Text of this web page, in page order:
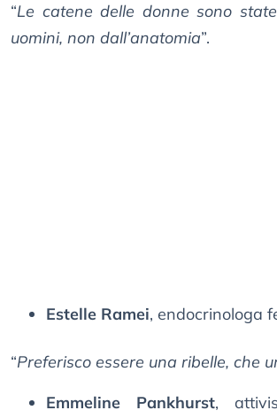
“Le catene delle donne sono
uomini, non dall’anatomia”.
Estelle Ramei, endocrinologa
“Preferisco essere una ribelle, che
Emmeline Pankhurst,